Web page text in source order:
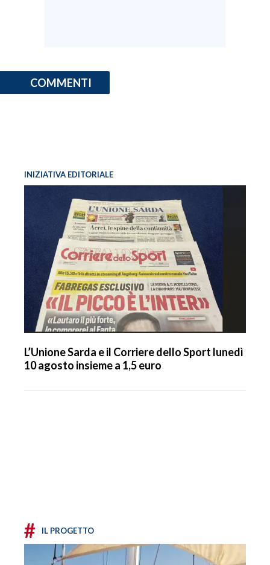
COMMENTI
INIZIATIVA EDITORIALE
L’Unione Sarda e il Corriere dello Sport lunedì
10 agosto insieme a 1,5 euro
# IL PROGETTO